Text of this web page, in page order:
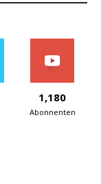
1,180
Abonnenten